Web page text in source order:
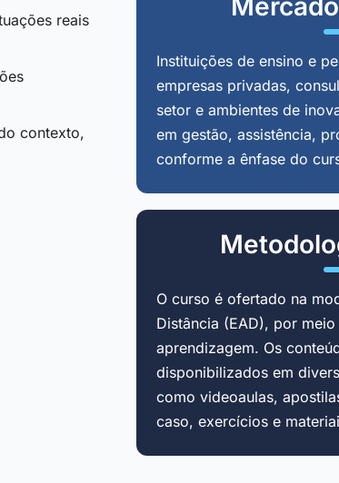
reais
contexto,
Instituições de ensino e
empresas privadas,
setor e ambientes de
em gestão, assistência,
conforme a ênfase do
O curso é ofertado na
Distância (EAD), por
aprendizagem. Os
disponibilizados em
como videoaulas,
caso, exercícios e